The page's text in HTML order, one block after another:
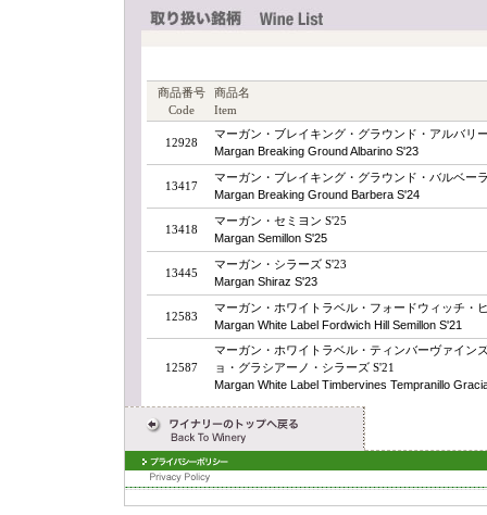
商品番号
Code
商品名
Item
12928
マーガン・ブレイキング・グラウンド・アルバリ
Margan Breaking Ground Albarino S'23
13417
マーガン・ブレイキング・グラウンド・バルベー
Margan Breaking Ground Barbera S'24
13418
マーガン・セミヨン S'25
Margan Semillon S'25
13445
マーガン・シラーズ S'23
Margan Shiraz S'23
12583
マーガン・ホワイトラベル・フォードウィッチ・
Margan White Label Fordwich Hill Semillon S'21
12587
マーガン・ホワイトラベル・ティンバーヴァイン
ョ・グラシアーノ・シラーズ S'21
Margan White Label Timbervines Tempranillo